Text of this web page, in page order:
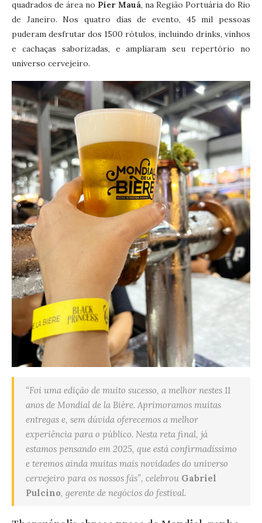
quadrados de área no Píer Mauá, na Região Portuária do Rio
de Janeiro. Nos quatro dias de evento, 45 mil pessoas
puderam desfrutar dos 1500 rótulos, incluindo drinks, vinhos
e cachaças saborizadas, e ampliaram seu repertório no
universo cervejeiro.
“Foi uma edição de muito sucesso, a melhor nestes 11
anos de Mondial de la Bière. Aprimoramos muitas
entregas e, sem dúvida oferecemos a melhor
experiência para o público. Nesta reta final, já
estamos pensando em 2025, que está confirmadíssimo
e teremos ainda muitas mais novidades do universo
cervejeiro para os nossos fãs”, celebrou Gabriel
Pulcino, gerente de negócios do festival.